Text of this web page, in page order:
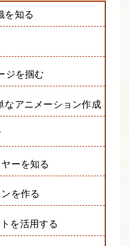
を知る
ジを掴む
なアニメーション作成
ーを知る
を作る
を活用する